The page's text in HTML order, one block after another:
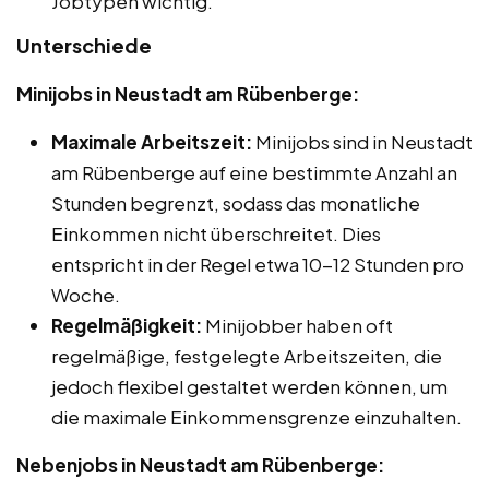
Unterschiede
Minijobs in Neustadt am Rübenberge:
Maximale Arbeitszeit: Minijobs sind in Neustadt
am Rübenberge auf eine bestimmte Anzahl an
Stunden begrenzt, sodass das monatliche
Einkommen nicht überschreitet. Dies
entspricht in der Regel etwa 10-12 Stunden pro
Woche.
Regelmäßigkeit: Minijobber haben oft
regelmäßige, festgelegte Arbeitszeiten, die
jedoch flexibel gestaltet werden können, um
die maximale Einkommensgrenze einzuhalten.
Nebenjobs in Neustadt am Rübenberge: